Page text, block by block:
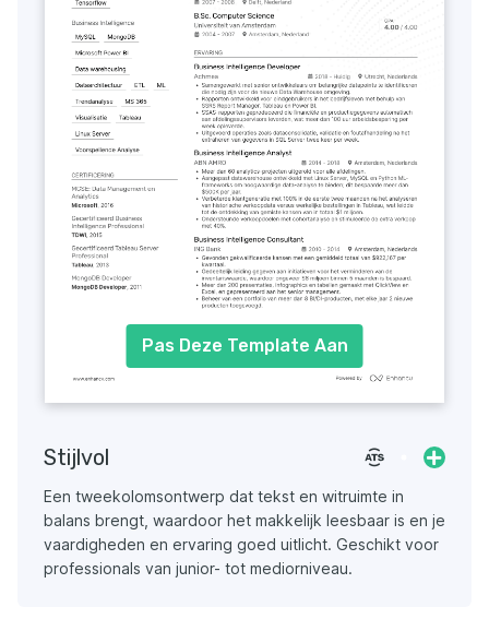
Pas Deze Template Aan
Stijlvol
Een tweekolomsontwerp dat tekst en witruimte in
balans brengt, waardoor het makkelijk leesbaar is en je
vaardigheden en ervaring goed uitlicht. Geschikt voor
professionals van junior- tot mediorniveau.